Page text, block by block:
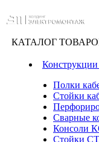
КАТАЛОГ
Полки
Стойки
Сварные
Консоли
Стойки